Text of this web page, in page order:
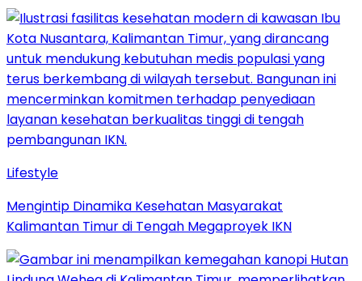
Lifestyle
Mengintip Dinamika Kesehatan Masyarakat
Kalimantan Timur di Tengah Megaproyek IKN